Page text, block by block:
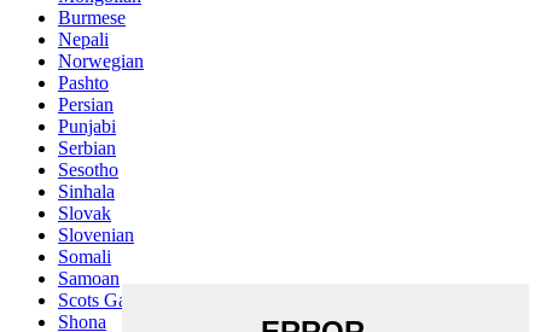
Burmese
Nepali
Norwegian
Pashto
Persian
Punjabi
Serbian
Sesotho
Sinhala
Slovak
Slovenian
Somali
Samoan
Scots Gaelic
Shona